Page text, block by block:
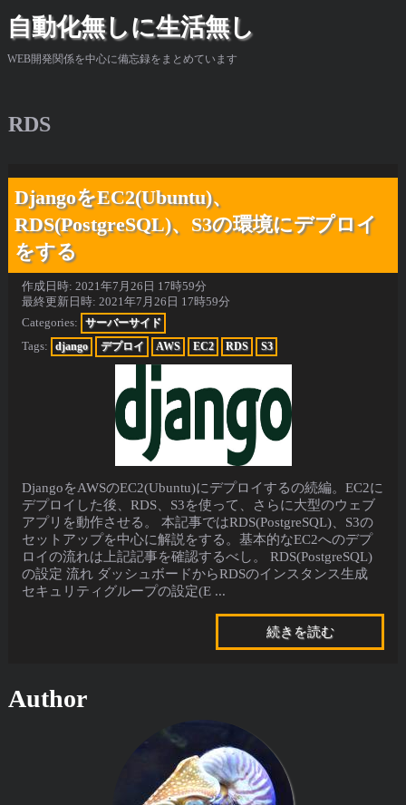
自動化無しに生活無し
WEB開発関係を中心に備忘録をまとめています
RDS
DjangoをEC2(Ubuntu)、
RDS(PostgreSQL)、S3の環境にデプロイ
をする
作成日時: 2021年7月26日 17時59分
最終更新日時: 2021年7月26日 17時59分
Categories:
サーバーサイド
Tags:
django デプロイ AWS EC2 RDS S3
DjangoをAWSのEC2(Ubuntu)にデプロイするの続編。EC2に
デプロイした後、RDS、S3を使って、さらに大型のウェブ
アプリを動作させる。 本記事ではRDS(PostgreSQL)、S3の
セットアップを中心に解説をする。基本的なEC2へのデプ
ロイの流れは上記記事を確認するべし。 RDS(PostgreSQL)
の設定 流れ ダッシュボードからRDSのインスタンス生成
セキュリティグループの設定(E ...
続きを読む
Author